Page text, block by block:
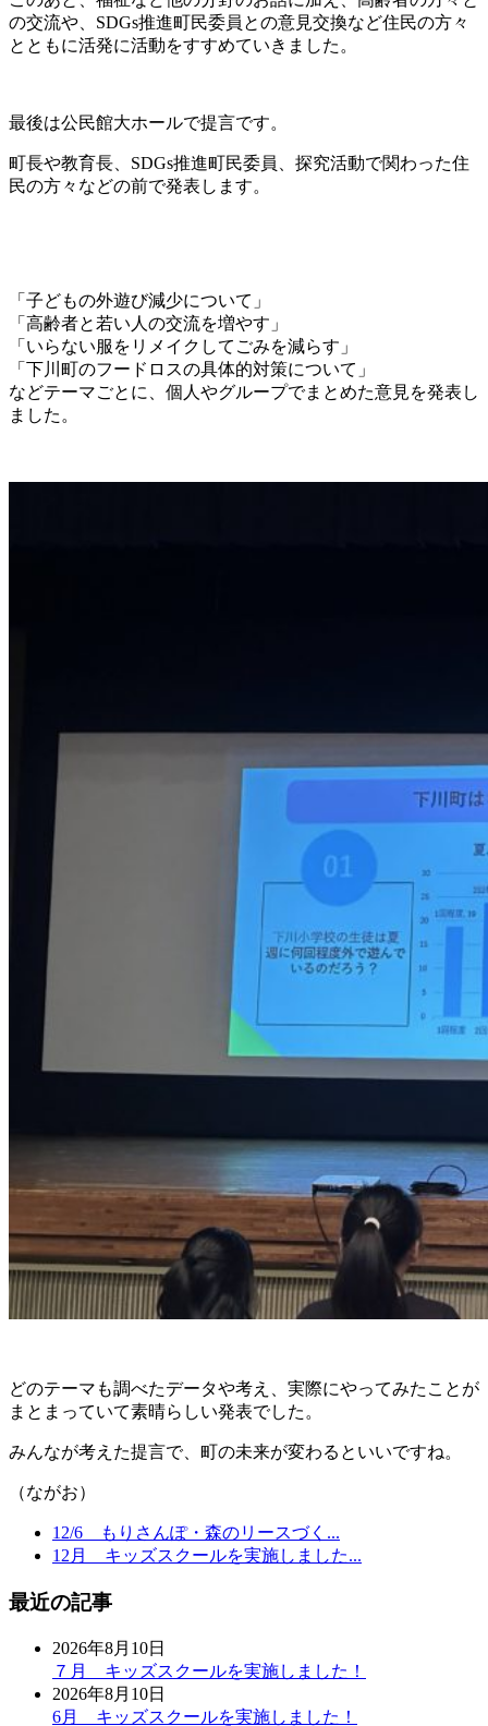
の交流や、SDGs推進町民委員との意見交換など住民の方々
とともに活発に活動をすすめていきました。
最後は公民館大ホールで提言です。
町長や教育長、SDGs推進町民委員、探究活動で関わった住
民の方々などの前で発表します。
「子どもの外遊び減少について」
「高齢者と若い人の交流を増やす」
「いらない服をリメイクしてごみを減らす」
「下川町のフードロスの具体的対策について」
などテーマごとに、個人やグループでまとめた意見を発表し
ました。
どのテーマも調べたデータや考え、実際にやってみたことが
まとまっていて素晴らしい発表でした。
みんなが考えた提言で、町の未来が変わるといいですね。
（ながお）
12/6 もりさんぽ・森のリースづく...
12月 キッズスクールを実施しました...
最近の記事
2026年8月10日
７月 キッズスクールを実施しました！
2026年8月10日
6月 キッズスクールを実施しました！